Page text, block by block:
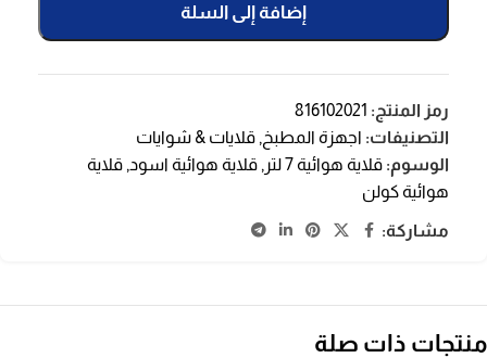
إضافة إلى السلة
رمز المنتج: 816102021
التصنيفات: اجهزة المطبخ , قلايات & شوايات
الوسوم: قلاية هوائية 7 لتر , قلاية هوائية اسود, قلاية
هوائية كولن
مشاركة:
منتجات ذات صلة